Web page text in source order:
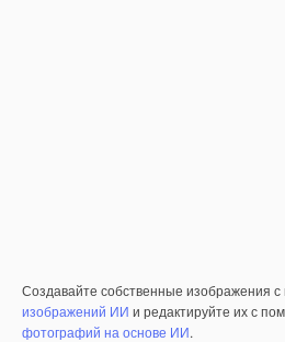
Создавайте собственные изображения
изображений ИИ и редактируйте их с
фотографий на основе ИИ.